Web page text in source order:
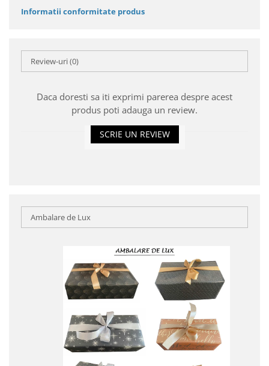
Informatii conformitate produs
Review-uri(0)
Daca doresti sa iti exprimi parerea despre acest
produs poti adauga un review.
SCRIE UN REVIEW
Ambalare de Lux